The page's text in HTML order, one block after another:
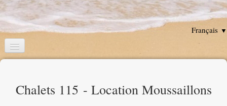
Français ▼
Accueil
Chalets 115 - Location Moussaillons